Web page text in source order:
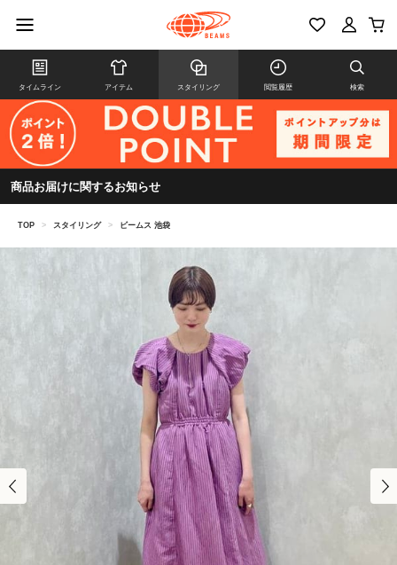
タイムライン アイテム スタイリング 閲覧履歴 検索
商品お届けに関するお知らせ
TOP > スタイリング > ビームス 池袋